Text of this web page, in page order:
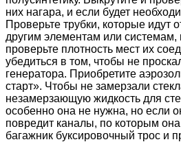
них нагара, и если будет
Проверьте трубки, которые идут
другим элементам или системам,
проверьте плотность мест их
убедиться в том, чтобы не
генератора. Приобретите
старт». Чтобы не замерзали
незамерзающую жидкость для
особенно она не нужна, но если
повредит каналы, по которым
багажник буксировочный трос и